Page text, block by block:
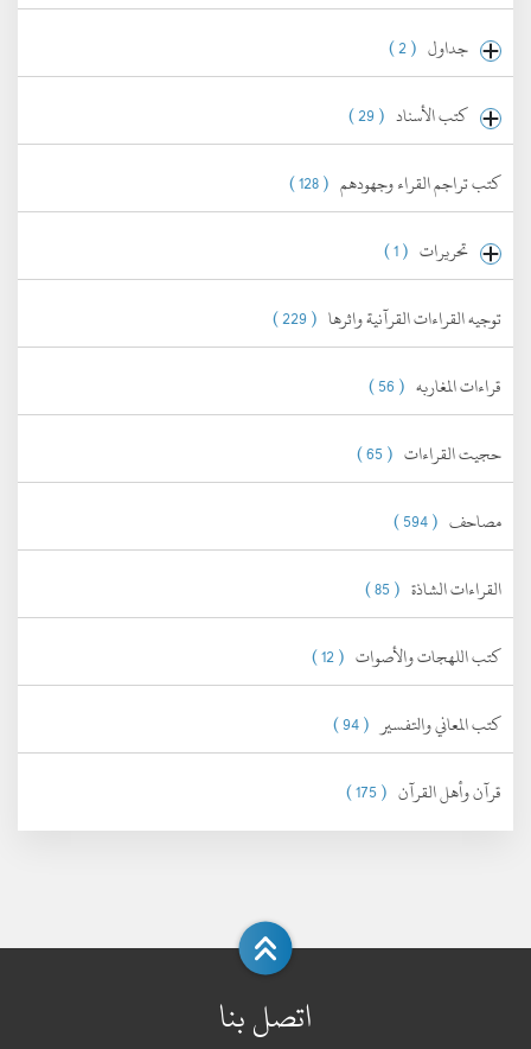
جداول ( 2 )
كتب الأسناد ( 29 )
كتب تراجم القراء وجهودهم ( 128 )
تحريرات ( 1 )
توجيه القراءات القرآنية واثرها ( 229 )
قراءات المغاربه ( 56 )
حجيت القراءات ( 65 )
مصاحف ( 594 )
القراءات الشاذة ( 85 )
كتب اللهجات والأصوات ( 12 )
كتب المعاني والتفسير ( 94 )
قرآن وأهل القرآن ( 175 )
اتصل بنا